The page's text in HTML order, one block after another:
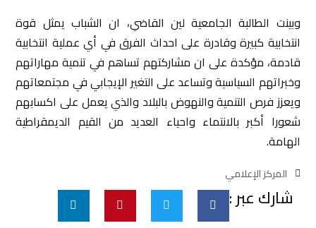
وبينت الطالبة الجامعية لين القاضي، ان الشباب يمثل قوة
انتخابية كبيرة وقادرة على احداث الفرق في أي عملية انتخابية
قادمة، مؤكدة على ان مشاركتهم تساهم في تنمية مهاراتهم
وخبراتهم السياسية وتساعد على التغير الإيجابي في مجتمعاتهم
ويعزز فرص التنمية والنهوض بالبلاد والذي يعمل على اكسابهم
شعورا أكبر بالانتماء واحياء العديد من القيم الديمقراطية
الهامة.
المركز الإعلامي
شارك عبر :